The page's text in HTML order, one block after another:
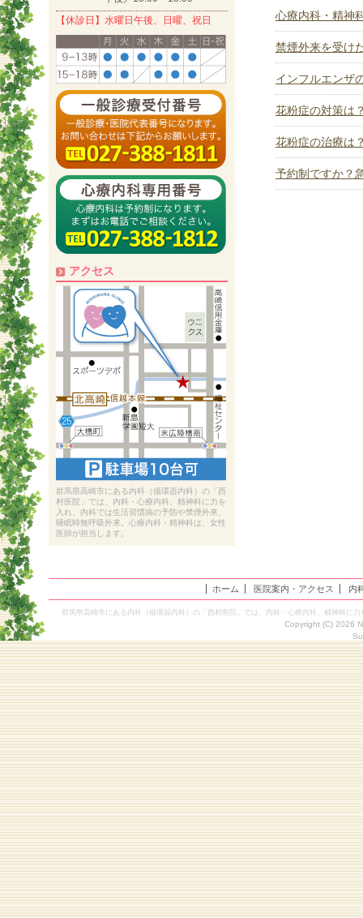
心療内科・精神
禁煙外来を受け
インフルエンザ
花粉症の対策は
花粉症の治療は
予約制ですか？
【休診日】水曜日午後、日曜、祝日
アクセス
群馬県高崎市にある内科（循環器内科）の「西
村医院」では、内科・心療内科、精神科に力を
入れ、内科では生活習慣病の予防や禁煙外来、
睡眠時無呼吸外来。心療内科・精神科は、女性
医師が担当します。
ホーム 医院案内・アクセス 内
群馬県高崎市にある内科（循環器内科）の「西村医院」では、内科・心療内科、精神科に
Copyright (C) 2026